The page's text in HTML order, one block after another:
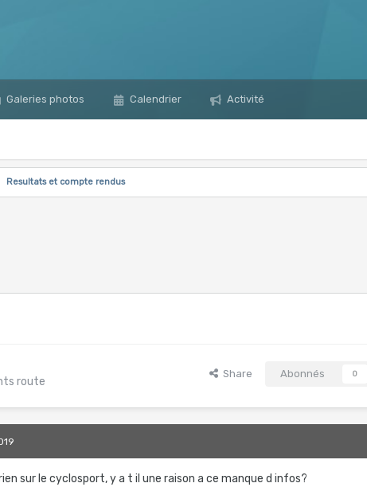
Galeries photos Calendrier Activité
Resultats et compte rendus
route
Share Abonnés 0
sur le cyclosport, y a t il une raison a ce manque d infos?